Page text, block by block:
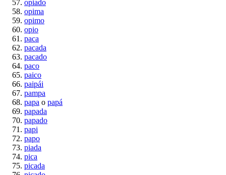
opiado
opima
opimo
opio
paca
pacada
pacado
paco
paico
paipái
pampa
papa o papá
papada
papado
papi
papo
piada
pica
picada